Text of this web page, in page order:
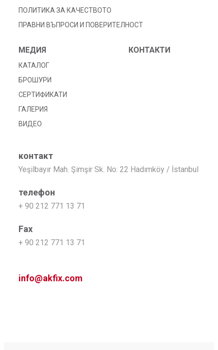
ПОЛИТИКА ЗА КАЧЕСТВОТО
ПРАВНИ ВЪПРОСИ И ПОВЕРИТЕЛНОСТ
МЕДИЯ
КАТАЛОГ
БРОШУРИ
СЕРТИФИКАТИ
ГАЛЕРИЯ
ВИДЕО
КОНТАКТИ
контакт
Yeşilbayır Mah. Şimşir Sk. No: 22 Hadımköy / İstanbul
телефон
+ 90 212 771 13 71
Fax
+ 90 212 771 13 71
info@akfix.com